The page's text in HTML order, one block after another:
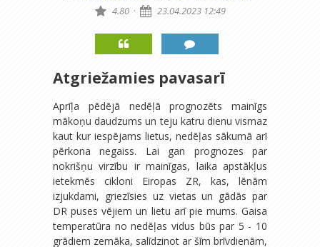
4.80 · 23.04.2023 12:49
Atgriežamies pavasarī
Aprīļa pēdējā nedēļā prognozēts mainīgs
mākoņu daudzums un teju katru dienu vismaz
kaut kur iespējams lietus, nedēļas sākumā arī
pērkona negaiss. Lai gan prognozes par
nokrišņu virzību ir mainīgas, laika apstākļus
ietekmēs cikloni Eiropas ZR, kas, lēnām
izjukdami, griezīsies uz vietas un gādās par
DR puses vējiem un lietu arī pie mums. Gaisa
temperatūra no nedēļas vidus būs par 5 - 10
grādiem zemāka, salīdzinot ar šīm brīvdienām,